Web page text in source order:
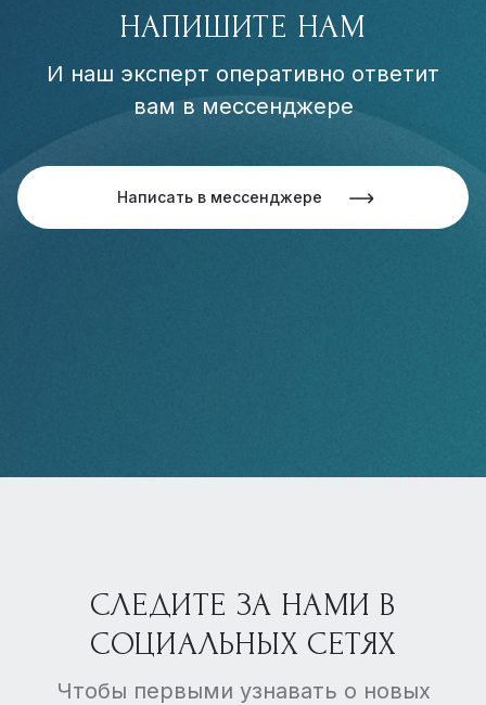
НАПИШИТЕ НАМ
И наш эксперт оперативно ответит
вам в мессенджере
Написать в мессенджере
СЛЕДИТЕ ЗА НАМИ В
СОЦИАЛЬНЫХ СЕТЯХ
Чтобы первыми узнавать о новых